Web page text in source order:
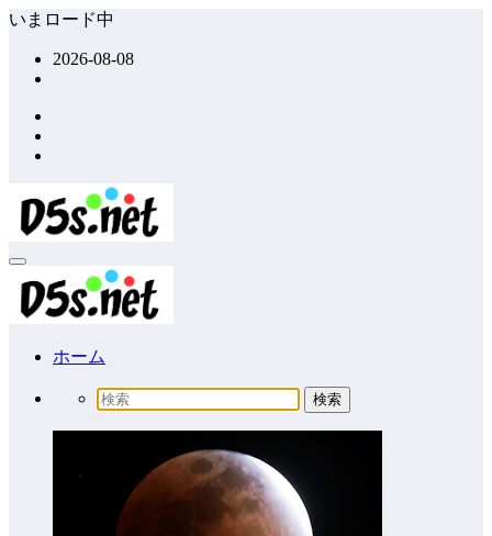
コ
ッ
プ
いまロード中
2026-08-08
ホーム